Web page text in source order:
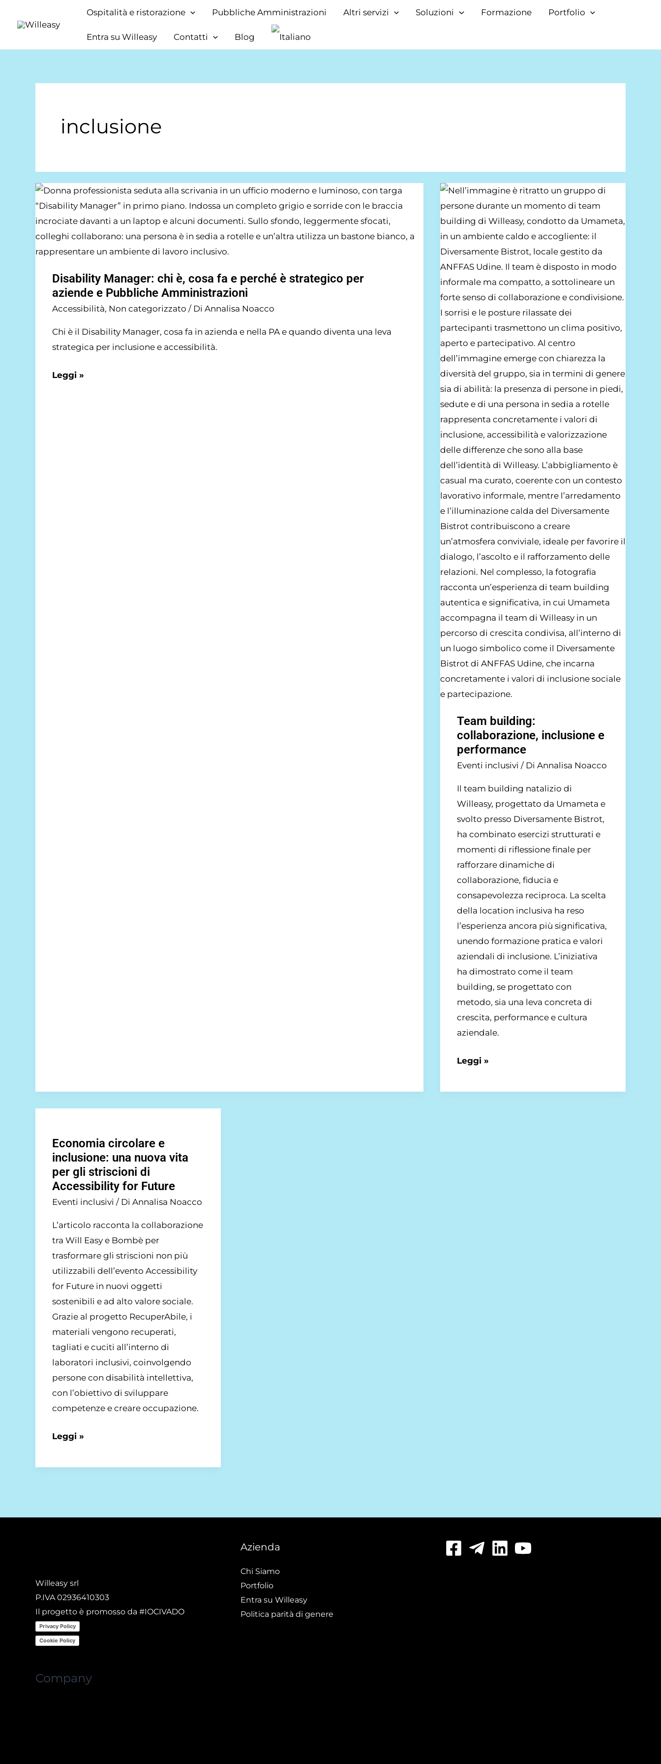
Ospitalità e ristorazione Pubbliche Amministrazioni Altri servizi Soluzioni Formazione Portfolio
Entra su Willeasy Contatti Blog
inclusione
Disability Manager: chi è, cosa fa e perché è strategico per
aziende e Pubbliche Amministrazioni
Accessibilità, Non categorizzato / Di Annalisa Noacco
Chi è il Disability Manager, cosa fa in azienda e nella PA e quando diventa una leva
strategica per inclusione e accessibilità.
Disability
Manager:
chi
è,
cosa
e
perché
è
strategico
per
eLeggi »
Team building:
collaborazione, inclusione e
performance
Eventi inclusivi / Di Annalisa Noacco
Il team building natalizio di
Willeasy, progettato da Umameta e
svolto presso Diversamente Bistrot,
ha combinato esercizi strutturati e
momenti di riflessione finale per
rafforzare dinamiche di
collaborazione, fiducia e
consapevolezza reciproca. La scelta
della location inclusiva ha reso
l’esperienza ancora più significativa,
unendo formazione pratica e valori
aziendali di inclusione. L’iniziativa
ha dimostrato come il team
building, se progettato con
metodo, sia una leva concreta di
crescita, performance e cultura
aziendale.
Team
building:
collaborazione,
inclusione
e
performance
Leggi »
Economia circolare e
inclusione: una nuova vita
per gli striscioni di
Accessibility for Future
Eventi inclusivi / Di Annalisa Noacco
L’articolo racconta la collaborazione
tra Will Easy e Bombè per
trasformare gli striscioni non più
utilizzabili dell’evento Accessibility
for Future in nuovi oggetti
sostenibili e ad alto valore sociale.
Grazie al progetto RecuperAbile, i
materiali vengono recuperati,
tagliati e cuciti all’interno di
laboratori inclusivi, coinvolgendo
persone con disabilità intellettiva,
con l’obiettivo di sviluppare
competenze e creare occupazione.
e
inclusione:
una
nuova
vita
per
gli
striscioni
di
Accessibility
for
Future
Leggi »
Willeasy srl
P.IVA 02936410303
Il progetto è promosso da #IOCIVADO
Privacy Policy
Cookie Policy
Company
Azienda
Chi Siamo
Portfolio
Entra su Willeasy
Politica parità di genere